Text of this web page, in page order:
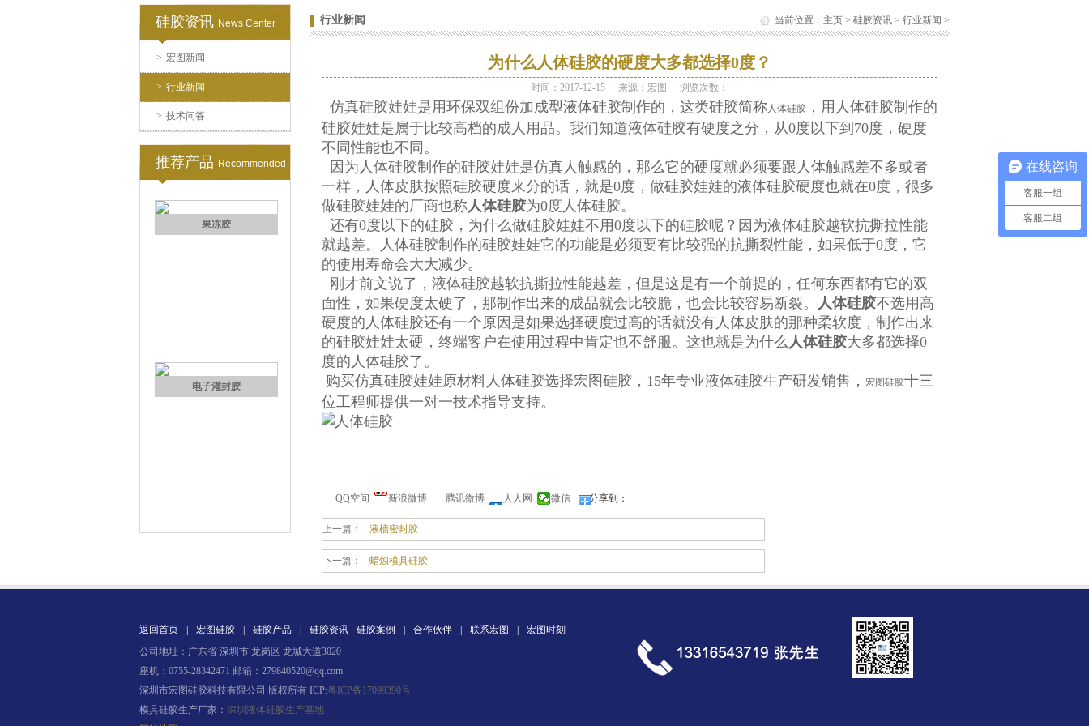
硅胶资讯 News Center
> 宏图新闻
> 行业新闻
> 技术问答
推荐产品 Recommended
高效过滤器液槽胶
果冻胶
电子灌封胶
缩合型液体硅胶
当前位置： 主页 > 硅胶资讯 > 行业新闻 >
行业新闻
为什么人体硅胶的硬度大多都选择0度？
时间：2017-12-15 来源：宏图 浏览次数：
仿真硅胶娃娃是用环保双组份加成型液体硅胶制作的，这类硅胶简称人体硅胶 ，用人体硅胶制作的
硅胶娃娃是属于比较高档的成人用品。我们知道液体硅胶有硬度之分，从0度以下到70度，硬度
不同性能也不同。
因为人体硅胶制作的硅胶娃娃是仿真人触感的，那么它的硬度就必须要跟人体触感差不多或者
一样，人体皮肤按照硅胶硬度来分的话，就是0度，做硅胶娃娃的液体硅胶硬度也就在0度，很多
做硅胶娃娃的厂商也称人体硅胶为0度人体硅胶。
还有0度以下的硅胶，为什么做硅胶娃娃不用0度以下的硅胶呢？因为液体硅胶越软抗撕拉性能
就越差。人体硅胶制作的硅胶娃娃它的功能是必须要有比较强的抗撕裂性能，如果低于0度，它
的使用寿命会大大减少。
刚才前文说了，液体硅胶越软抗撕拉性能越差，但是这是有一个前提的，任何东西都有它的双
面性，如果硬度太硬了，那制作出来的成品就会比较脆，也会比较容易断裂。 人体硅胶不选用高
硬度的人体硅胶还有一个原因是如果选择硬度过高的话就没有人体皮肤的那种柔软度，制作出来
的硅胶娃娃太硬，终端客户在使用过程中肯定也不舒服。 这也就是为什么人体硅胶大多都选择0
度的人体硅胶了。
购买仿真硅胶娃娃原材料人体硅胶选择宏图硅胶，15年专业液体硅胶生产研发销售， 宏图硅胶十三
位工程师提供一对一技术指导支持。
QQ空间 新浪微博 腾讯微博 人人网 微信 分享到：
上一篇： 液槽密封胶
下一篇： 蜡烛模具硅胶
返回首页 宏图硅胶 硅胶产品 硅胶资讯 硅胶案例 合作伙伴 联系宏图
宏图时刻
公司地址：广东省 深圳市 龙岗区 龙城大道3020
座机：0755-28342471 邮箱：279840520@qq.com
深圳市宏图硅胶科技有限公司 版权所有 ICP:粤ICP备17099390号
模具硅胶生产厂家： 深圳液体硅胶生产基地
在线咨询
客服一组
客服二组